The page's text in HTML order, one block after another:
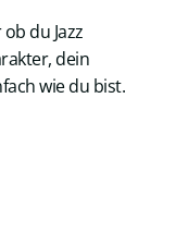
du Jazz
dein
wie du bist.